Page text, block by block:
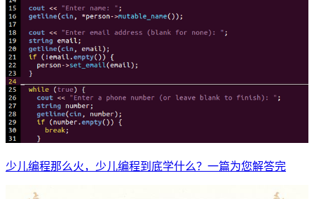
少儿编程那么火，少儿编程到底学什么？一篇为您解答完